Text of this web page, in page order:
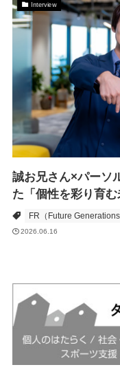
Interview
誠お兄さん×パーソ
た「個性を彩り育
FR（Future
2026.06.16